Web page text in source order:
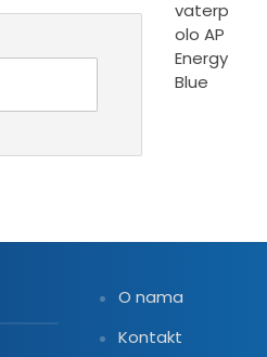
O nama
Kontakt